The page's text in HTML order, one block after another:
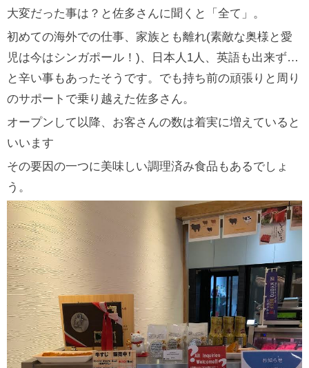
大変だった事は？と佐多さんに聞くと「全て」。
初めての海外での仕事、家族とも離れ(素敵な奥様と愛
児は今はシンガポール！)、日本人1人、英語も出来ず…
と辛い事もあったそうです。でも持ち前の頑張りと周り
のサポートで乗り越えた佐多さん。
オープンして以降、お客さんの数は着実に増えていると
いいます
その要因の一つに美味しい調理済み食品もあるでしょ
う。